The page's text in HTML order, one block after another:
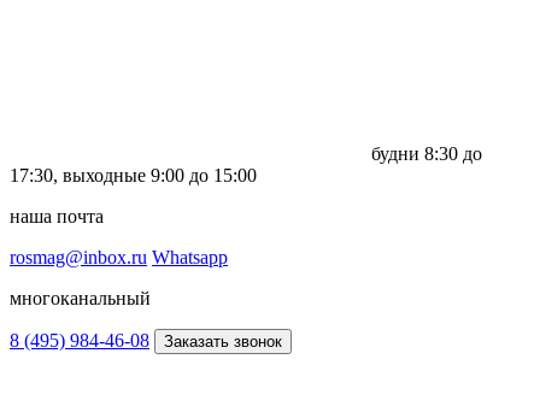
будни 8:30 до
17:30, выходные 9:00 до 15:00
наша почта
rosmag@inbox.ru Whatsapp
многоканальный
8 (495) 984-46-08 Заказать звонок